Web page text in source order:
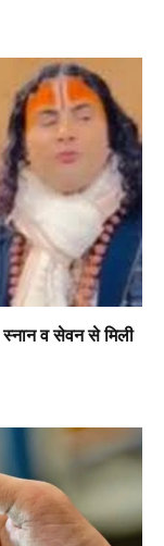
स्नान व सेवन से मिली